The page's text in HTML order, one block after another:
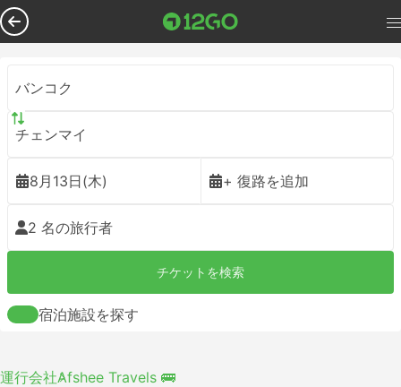
バンコク
チェンマイ
8月13日(木) + 復路を追加
2 名の旅行者
チケットを検索
宿泊施設を探す
運行会社Afshee Travels 🚌